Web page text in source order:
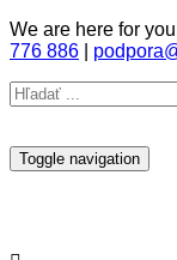
We are here for
776 886
Toggle navigation